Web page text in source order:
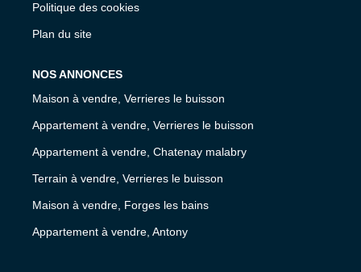
Politique des cookies
Plan du site
NOS ANNONCES
Maison à vendre, Verrieres le buisson
Appartement à vendre, Verrieres le buisson
Appartement à vendre, Chatenay malabry
Terrain à vendre, Verrieres le buisson
Maison à vendre, Forges les bains
Appartement à vendre, Antony